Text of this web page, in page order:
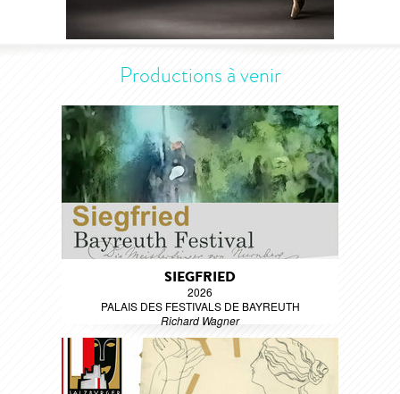
Productions à venir
SIEGFRIED
2026
PALAIS DES FESTIVALS DE BAYREUTH
Richard Wagner